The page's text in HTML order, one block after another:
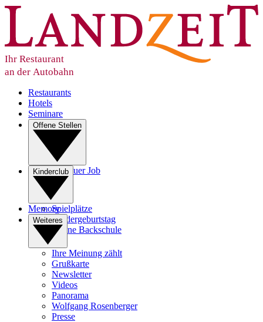
Ihr Restaurant
an der Autobahn
Restaurants
Hotels
Seminare
Offene Stellen
Ihr neuer Job
Lehre
Kinderclub
Spielplätze
Kindergeburtstag
Kleine Backschule
Memory
Weiteres
Ihre Meinung zählt
Grußkarte
Newsletter
Videos
Panorama
Wolfgang Rosenberger
Presse